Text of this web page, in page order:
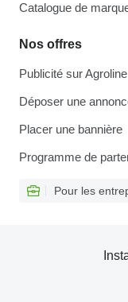
Catalogue de
Nos offres
Publicité sur Agroline
Déposer une
Placer une bannière
Programme de
Pour les